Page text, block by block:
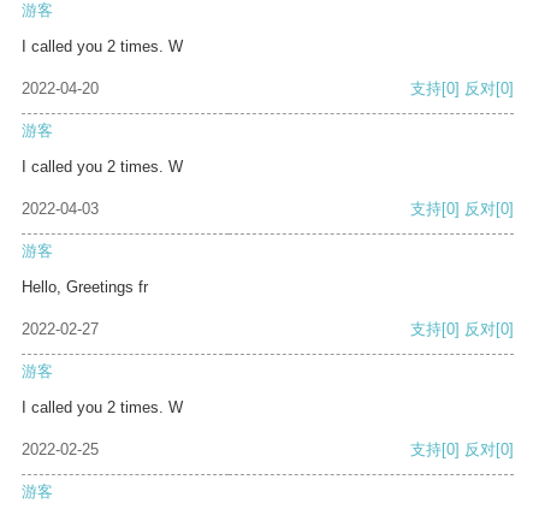
游客
I called you 2 times. W
2022-04-20 支持[0] 反对[0]
游客
I called you 2 times. W
2022-04-03 支持[0] 反对[0]
游客
Hello, Greetings fr
2022-02-27 支持[0] 反对[0]
游客
I called you 2 times. W
2022-02-25 支持[0] 反对[0]
游客